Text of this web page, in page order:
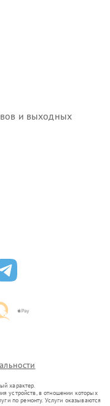
и выходных
характер.
устройств, в отношении которых
по ремонту. Услуги оказываются